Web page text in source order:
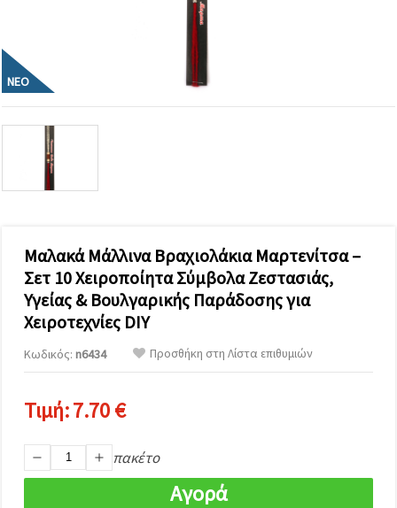
συγκατάθεσή
σας, να
αναλύουμε
την
προβάλλουμε
πιο σχετικό
περιεχόμενο
και
τη βοήθεια
συνεργατών
μας για
αναλύσεις
μάρκετινγκ.
Μπορείτε
χρησιμοποιήσετε
ιστότοπο!
ΝΈΟ
Μαλακά Μάλλινα Βραχιολάκια Μαρτενίτσα –
Σετ 10 Χειροποίητα Σύμβολα Ζεστασιάς,
Υγείας & Βουλγαρικής Παράδοσης για
Χειροτεχνίες DIY
Κωδικός: n6434 Προσθήκη στη Λίστα επιθυμιών
Τιμή:7.70 €
πακέτο
Αγορά